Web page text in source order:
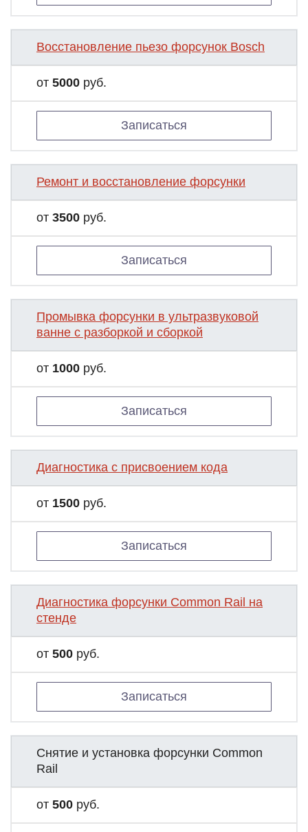
Восстановление пьезо форсунок Bosch
от 5000 руб.
Записаться
Ремонт и восстановление форсунки
от 3500 руб.
Записаться
Промывка форсунки в ультразвуковой
ванне с разборкой и сборкой
от 1000 руб.
Записаться
Диагностика с присвоением кода
от 1500 руб.
Записаться
Диагностика форсунки Common Rail на
стенде
от 500 руб.
Записаться
Снятие и установка форсунки Common
Rail
от 500 руб.